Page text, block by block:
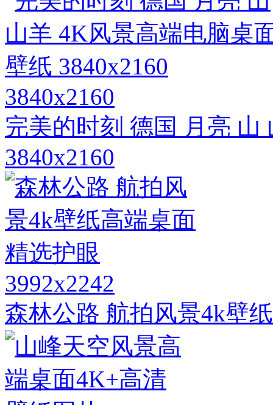
3840x2160
完美的时刻 德国 月亮
3840x2160
3992x2242
森林公路 航拍风景4k壁